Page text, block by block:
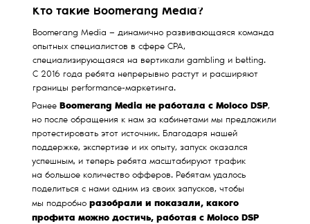
Кто такие Boomerang Media?
Boomerang Media — динамично развивающаяся команда
опытных специалистов в сфере CPA,
специализирующаяся на вертикали gambling и betting.
С 2016 года ребята непрерывно растут и расширяют
границы performance-маркетинга.
Ранее Boomerang Media не работала с Moloco DSP,
но после обращения к нам за кабинетами мы предложили
протестировать этот источник. Благодаря нашей
поддержке, экспертизе и их опыту, запуск оказался
успешным, и теперь ребята масштабируют трафик
на большое количество офферов. Ребятам удалось
поделиться с нами одним из своих запусков, чтобы
мы подробно разобрали и показали, какого
профита можно достичь, работая с Moloco DSP